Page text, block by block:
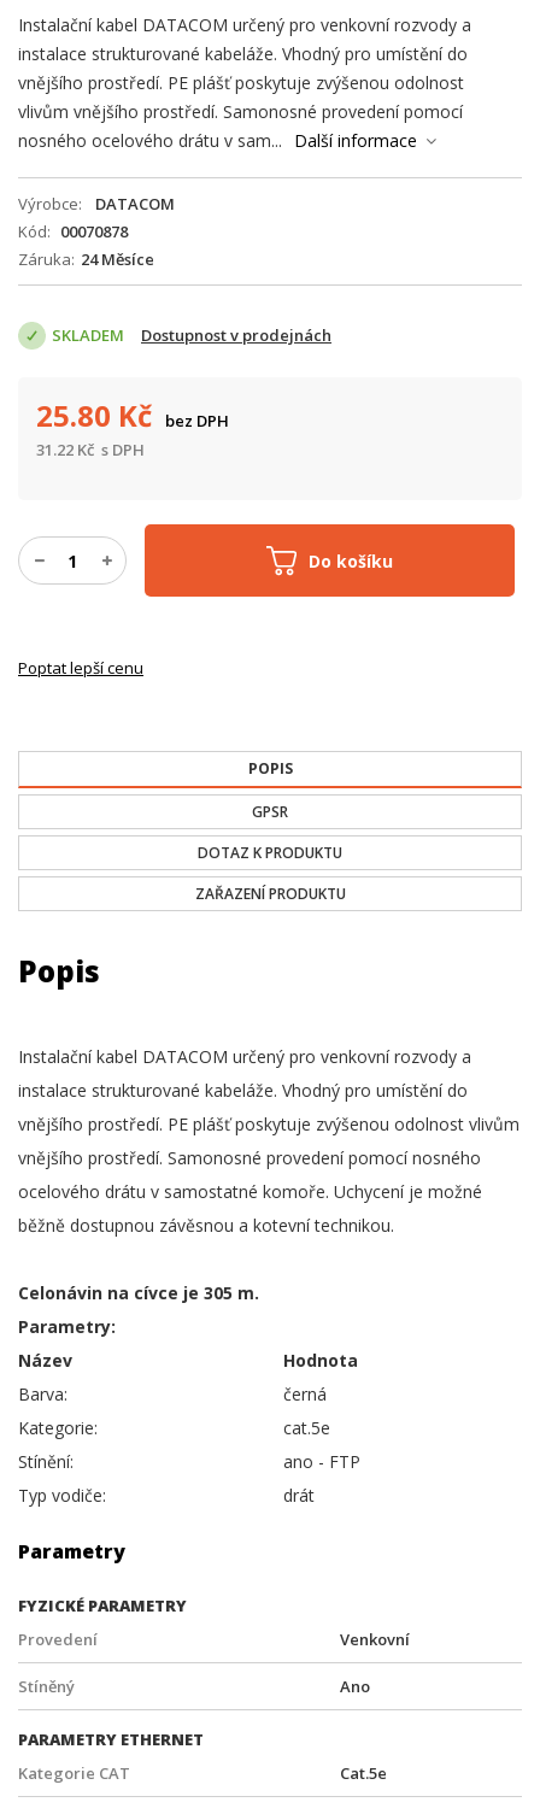
Instalační kabel DATACOM určený pro venkovní rozvody a
instalace strukturované kabeláže. Vhodný pro umístění do
vnějšího prostředí. PE plášť poskytuje zvýšenou odolnost
vlivům vnějšího prostředí. Samonosné provedení pomocí
nosného ocelového drátu v sam...
Další informace
Výrobce
DATACOM
Kód
00070878
Záruka 24 Měsíce
SKLADEM Dostupnost v prodejnách
Do košíku
25.80 Kč
bez DPH
31.22 Kč s DPH
Poptat lepší cenu
POPIS
GPSR
DOTAZ K PRODUKTU
ZAŘAZENÍ PRODUKTU
Popis
Instalační kabel DATACOM určený pro venkovní rozvody a
instalace strukturované kabeláže. Vhodný pro umístění do
vnějšího prostředí. PE plášť poskytuje zvýšenou odolnost vlivům
vnějšího prostředí. Samonosné provedení pomocí nosného
ocelového drátu v samostatné komoře. Uchycení je možné
běžně dostupnou závěsnou a kotevní technikou.
Celonávin na cívce je 305 m.
Parametry:
Název
Hodnota
Barva:
černá
Kategorie:
cat.5e
Stínění:
ano - FTP
Typ vodiče:
drát
Parametry
FYZICKÉ PARAMETRY
Provedení
Venkovní
Stíněný Ano
PARAMETRY ETHERNET
Kategorie CAT
Cat.5e